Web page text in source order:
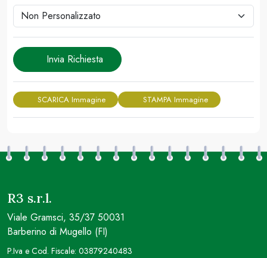
Invia Richiesta
SCARICA Immagine STAMPA Immagine
R3 s.r.l.
Viale Gramsci, 35/37 50031
Barberino di Mugello (FI)
P.Iva e Cod. Fiscale: 03879240483